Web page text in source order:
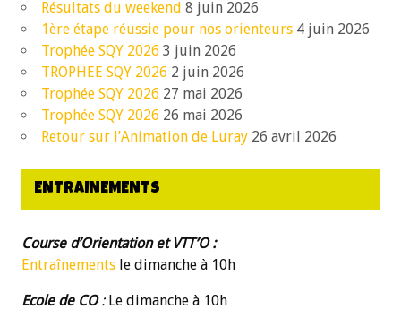
Résultats du weekend 8 juin 2026
1ère étape réussie pour nos orienteurs 4 juin 2026
Trophée SQY 2026 3 juin 2026
TROPHEE SQY 2026 2 juin 2026
Trophée SQY 2026 27 mai 2026
Trophée SQY 2026 26 mai 2026
Retour sur l’Animation de Luray 26 avril 2026
ENTRAINEMENTS
Course d’Orientation et VTT’O :
Entraînements le dimanche à 10h
Ecole de CO:Le dimanche à 10h